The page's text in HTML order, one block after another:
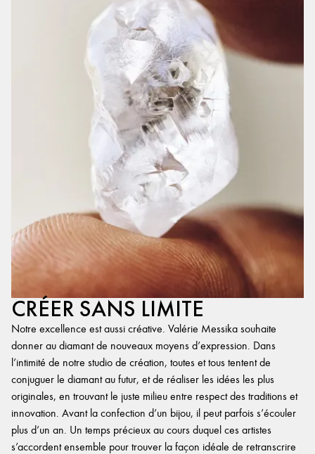
CRÉER SANS LIMITE
Notre excellence est aussi créative. Valérie Messika souhaite
donner au diamant de nouveaux moyens d’expression. Dans
l’intimité de notre studio de création, toutes et tous tentent de
conjuguer le diamant au futur, et de réaliser les idées les plus
originales, en trouvant le juste milieu entre respect des traditions et
innovation. Avant la confection d’un bijou, il peut parfois s’écouler
plus d’un an. Un temps précieux au cours duquel ces artistes
s’accordent ensemble pour trouver la façon idéale de retranscrire